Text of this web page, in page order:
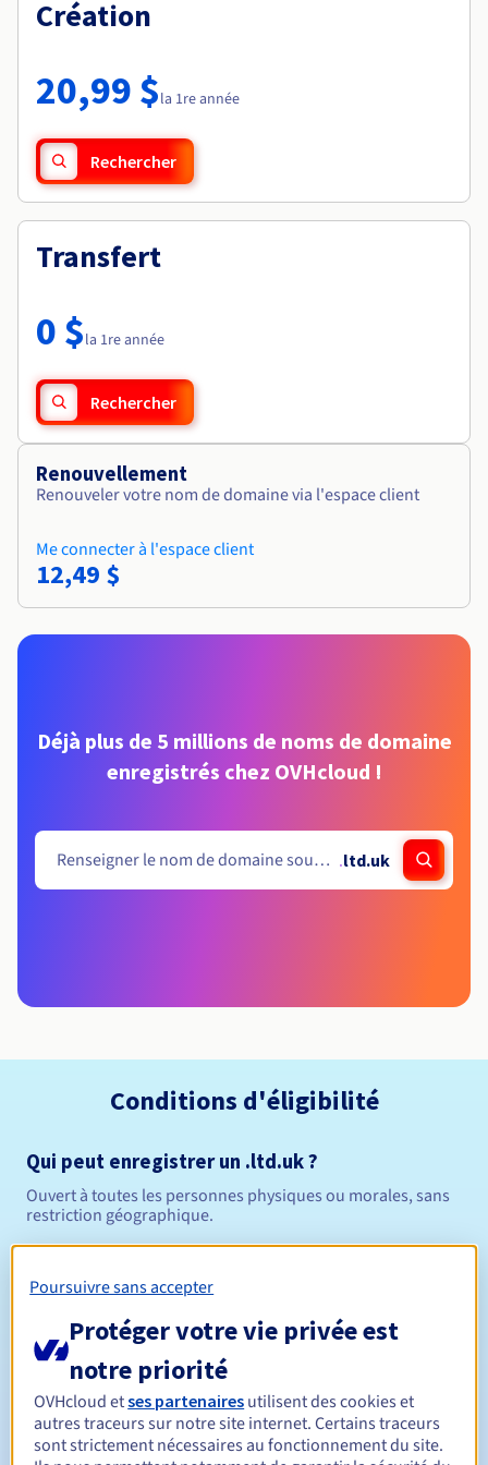
Tarifs
Roadmap & Changelog
Roadmap & Changelog
Création
20,99 $la 1re année
Rechercher
Transfert
0 $la 1re année
Rechercher
Renouvellement
Renouveler votre nom de domaine via l'espace client
Me connecter à l'espace client
12,49 $
Déjà plus de 5 millions de noms de domaine
enregistrés chez OVHcloud !
.ltd.uk
Conditions d'éligibilité
Qui peut enregistrer un .ltd.uk ?
Ouvert à toutes les personnes physiques ou morales, sans
restriction géographique.
Durée de réservation Entre 1 et 10 ans
Durée de renouvellement Entre 1 et 10 ans
Poursuivre sans accepter
Protéger votre vie privée est
notre priorité
OVHcloud etses partenaires utilisent des cookies et
autres traceurs sur notre site internet. Certains traceurs
sont strictement nécessaires au fonctionnement du site.